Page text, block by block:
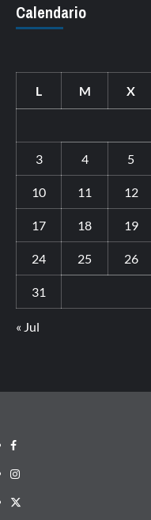
Calendario
L M X
3 4 5
10 11 12
17 18 19
24 25 26
31
« Jul